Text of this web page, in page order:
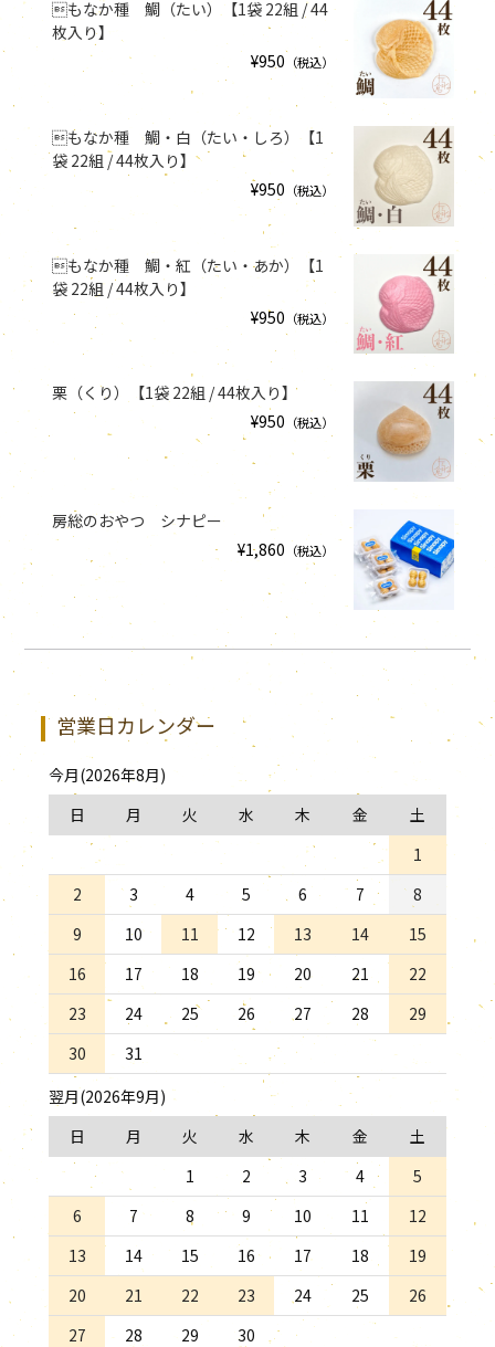
もなか種 鯛（たい）【1袋 22組 / 44
枚入り】
¥950 （税込）
もなか種 鯛・白（たい・しろ）【1
袋 22組 / 44枚入り】
¥950 （税込）
もなか種 鯛・紅（たい・あか）【1
袋 22組 / 44枚入り】
¥950 （税込）
栗（くり）【1袋 22組 / 44枚入り】
¥950 （税込）
房総のおやつ シナピー
¥1,860 （税込）
営業日カレンダー
今月(2026年8月)
日 月 火 水 木 金 土
1
2 3 4 5 6 7 8
9 10 11 12 13 14 15
16 17 18 19 20 21 22
23 24 25 26 27 28 29
30 31
翌月(2026年9月)
日 月 火 水 木 金 土
1 2 3 4 5
6 7 8 9 10 11 12
13 14 15 16 17 18 19
20 21 22 23 24 25 26
27 28 29 30